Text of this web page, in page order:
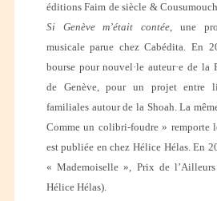
éditions Faim de siècle &
Si Genève m’était contée, une
musicale parue chez Cabédita. En
bourse pour nouvel·le auteur·e de la
de Genève, pour un projet entre
familiales autour de la Shoah. La
Comme un colibri-foudre » remporte
est publiée en chez Hélice Hélas. En
« Mademoiselle », Prix de
Hélice Hélas).